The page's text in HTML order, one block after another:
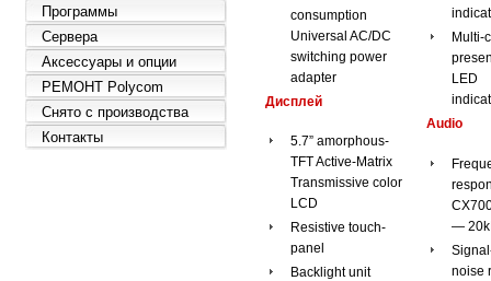
Программы
Сервера
Аксессуары и опции
РЕМОНТ Polycom
Снято с производства
Контакты
consumption
Universal AC/DC
switching power
adapter
Дисплей
5.7” amorphous-
TFT Active-Matrix
Transmissive color
LCD
Resistive touch-
panel
Backlight unit
Multi-
LED
Audio
—
noise